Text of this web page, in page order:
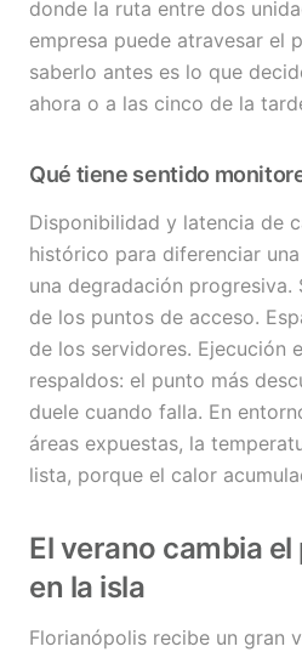
donde la ruta entre dos
empresa puede atravesar el
saberlo antes es lo que
ahora o a las cinco de la
Qué tiene sentido
Disponibilidad y latencia de
histórico para diferenciar
una degradación progresiva.
de los puntos de acceso.
de los servidores. Ejecución
respaldos: el punto más
duele cuando falla. En
áreas expuestas, la
lista, porque el calor
El verano cambia
en la isla
Florianópolis recibe un gran